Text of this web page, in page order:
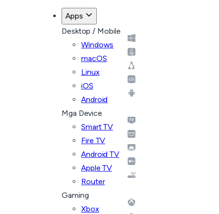
Apps
Desktop / Mobile
Windows
macOS
Linux
iOS
Android
Mga Device
Smart TV
Fire TV
Android TV
Apple TV
Router
Gaming
Xbox